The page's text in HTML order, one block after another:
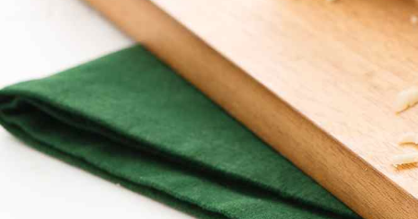
Crème Fouettée Desserts
Biscuits
Yogourt